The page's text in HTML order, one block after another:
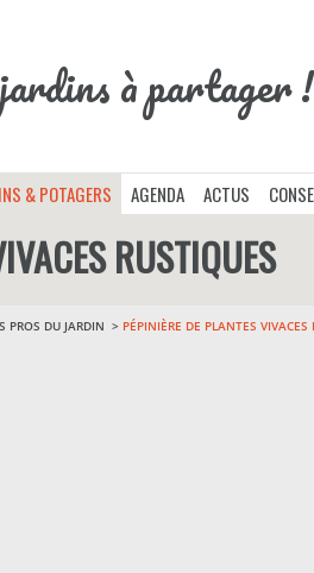
à partager !
& POTAGERS AGENDA ACTUS
RUSTIQUES
PROS DU JARDIN PÉPINIÈRE DE PLANTES VIVACES